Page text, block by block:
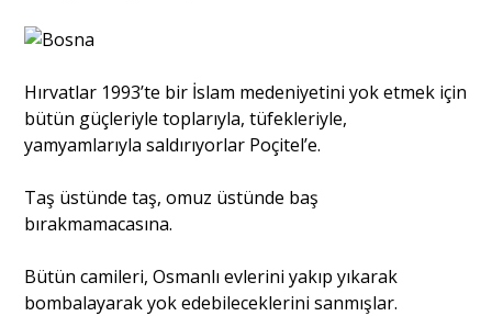
Hırvatlar 1993’te bir İslam medeniyetini yok etmek için
bütün güçleriyle toplarıyla, tüfekleriyle,
yamyamlarıyla saldırıyorlar Poçitel’e.
Taş üstünde taş, omuz üstünde baş
bırakmamacasına.
Bütün camileri, Osmanlı evlerini yakıp yıkarak
bombalayarak yok edebileceklerini sanmışlar.